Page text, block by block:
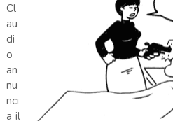
Cl
au
di
o
an
nu
nci
a il